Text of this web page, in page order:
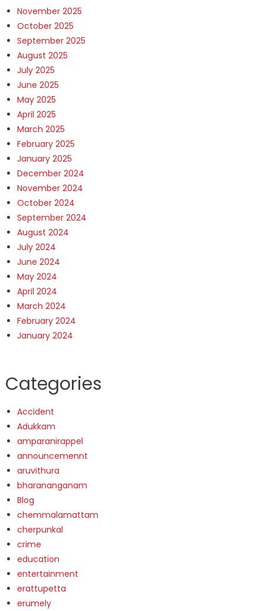
November 2025
October 2025
September 2025
August 2025
July 2025
June 2025
May 2025
April 2025
March 2025
February 2025
January 2025
December 2024
November 2024
October 2024
September 2024
August 2024
July 2024
June 2024
May 2024
April 2024
March 2024
February 2024
January 2024
Categories
Accident
Adukkam
amparanirappel
announcemennt
aruvithura
bharananganam
Blog
chemmalamattam
cherpunkal
crime
education
entertainment
erattupetta
erumely